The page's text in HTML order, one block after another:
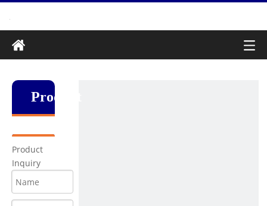
Produkt
Product
Inquiry